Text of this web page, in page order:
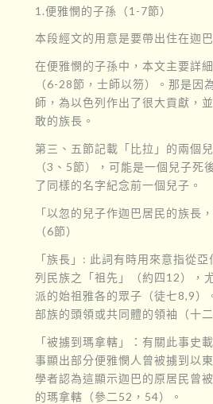
1.便雅憫的子孫（1-7節）
本段經文的用意是要帶出住在迦
在便雅憫的子孫中，本文主要詳
（6-28節，士師以笏）。那是因
師，為以色列作出了很大貢獻，
敢的族長。
第三、五節記載「比拉」的兩個
（3、5節），可能是一個兒子死
了同樣的名字紀念前一個兒子。
「以忽的兒子作迦巴居民的族長
（6節）
「族長」: 此詞有時用來意指從
列民族之「祖先」（約四12），
派的始祖雅各的眾子（徒七8,9）
部族的頭領或共同體的領袖（十
「被擄到瑪拿轄」：有關此事史
事顯出部分便雅憫人曾被擄到以
學者認為這顯示迦巴的原居民曾
的瑪拿轄（參二52，54）。